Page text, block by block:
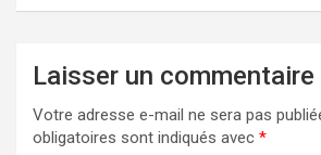
Laisser un commentaire
Votre adresse e-mail ne sera pas
obligatoires sont indiqués avec *